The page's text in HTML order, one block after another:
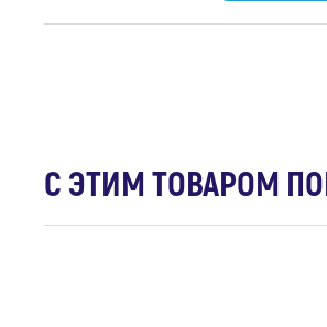
Коробка
С ЭТИМ ТОВАРОМ